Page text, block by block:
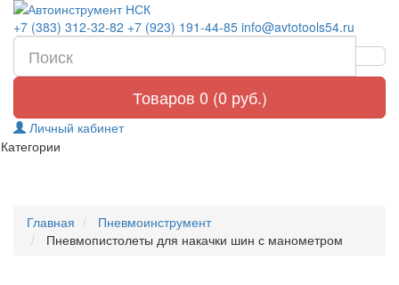
+7 (383) 312-32-82 +7 (923) 191-44-85 info@avtotools54.ru
Товаров 0 (0 руб.)
Личный кабинет
Категории
Главная
Пневмоинструмент
Пневмопистолеты для накачки шин с манометром